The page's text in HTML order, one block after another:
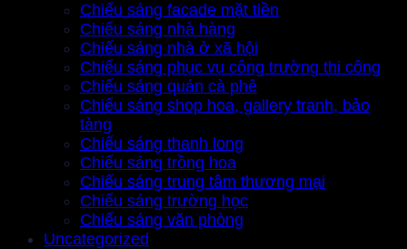
Chiếu sáng facade mặt tiền
Chiếu sáng nhà hàng
Chiếu sáng nhà ở xã hội
Chiếu sáng phục vụ công trường thi công
Chiếu sáng quán cà phê
Chiếu sáng shop hoa, gallery tranh, bảo
tàng
Chiếu sáng thanh long
Chiếu sáng trồng hoa
Chiếu sáng trung tâm thương mại
Chiếu sáng trường học
Chiếu sáng văn phòng
Uncategorized